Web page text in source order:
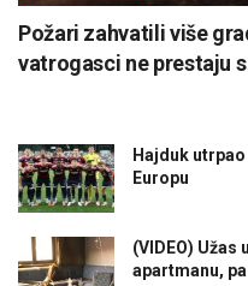
Požari zahvatili više
vatrogasci ne prestaju
Hajduk
Europu
(VIDEO)
apartmanu,